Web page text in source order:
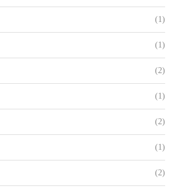
(1)
(1)
(2)
(1)
(2)
(1)
(2)